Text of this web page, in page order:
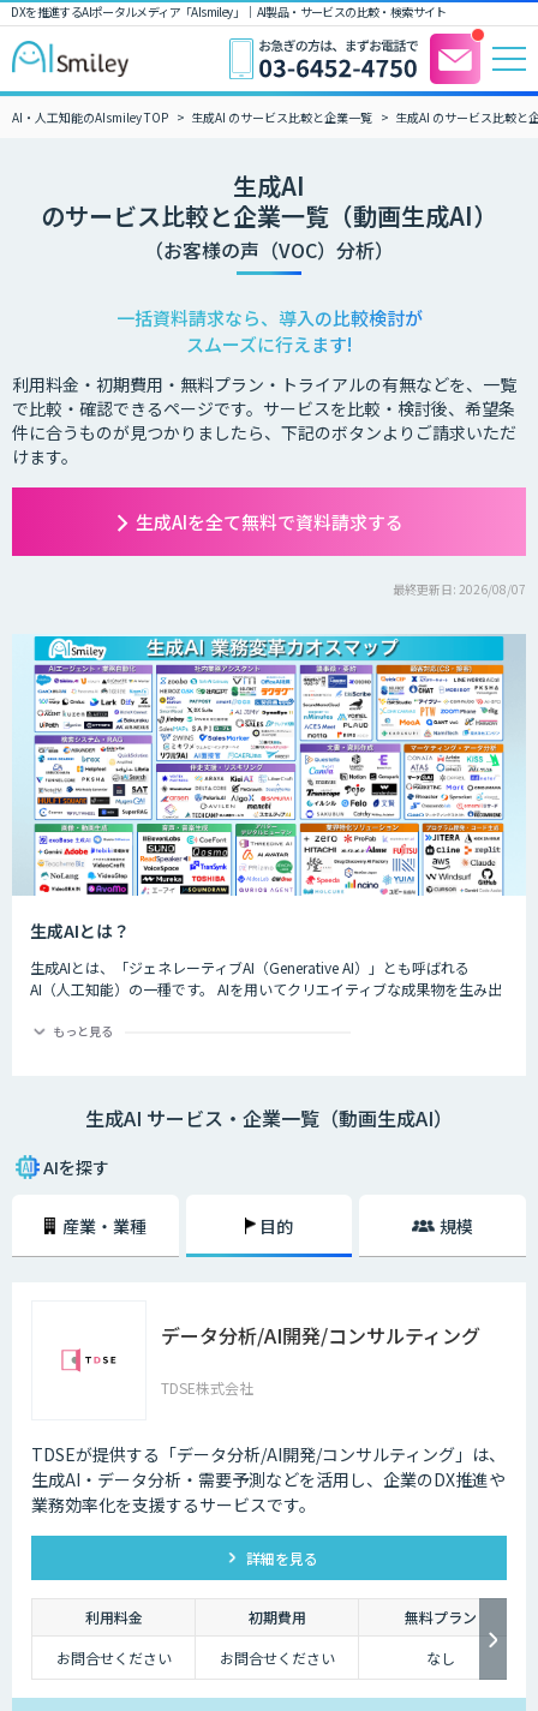
DXを推進するAIポータルメディア「AIsmiley」｜ AI製品・サービスの比較・検索サイト
AI・人工知能のAIsmiley TOP 生成AI のサービス比較と企業一覧 生成AI のサービス比較と
生成AI
のサービス比較と企業一覧（動画生成AI）
（お客様の声（VOC）分析）
一括資料請求なら、導入の比較検討が
スムーズに行えます!
利用料金・初期費用・無料プラン・トライアルの有無などを、一覧
で比較・確認できるページです。サービスを比較・検討後、希望条
件に合うものが見つかりましたら、下記のボタンよりご請求いただ
けます。
生成AIを全て無料で資料請求する
最終更新日: 2026/08/07
生成AIとは？
生成AIとは、「ジェネレーティブAI（Generative AI）」とも呼ばれる
AI（人工知能）の一種です。 AIを用いてクリエイティブな成果物を生み出
グラムのコード、文章など多岐にわたります。
もっと見る
生成AI サービス・企業一覧（動画生成AI）
AIを探す
産業・業種 目的 規模
データ分析/AI開発/コンサルティング
TDSE株式会社
TDSEが提供する「データ分析/AI開発/コンサルティング」は、
生成AI・データ分析・需要予測などを活用し、企業のDX推進や
業務効率化を支援するサービスです。
詳細を見る
利用料金 初期費用
無料プラン
お問合せください
お問合せください なし